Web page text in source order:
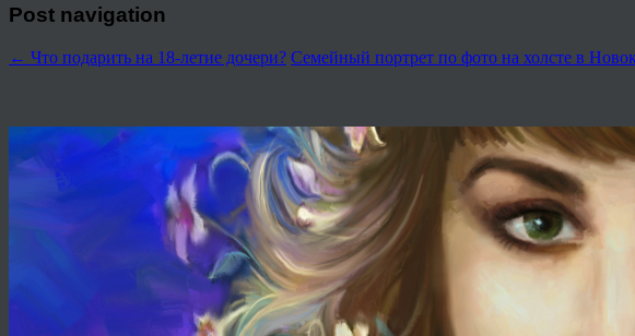
Post navigation
← Что подарить на 18-летие дочери? Семейный портрет по фото на холсте в